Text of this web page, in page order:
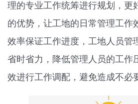
理的专业工作统筹进行规划，更
的优势，让工地的日常管理工作
效率保证工作进度，工地人员管
省时省力，降低管理人员的工作
效进行工作调配，避免造成不必